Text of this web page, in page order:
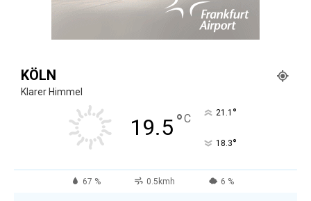
KÖLN
Klarer Himmel
19.5°C 21.1 °
18.3°
67 % 0.5kmh 6 %